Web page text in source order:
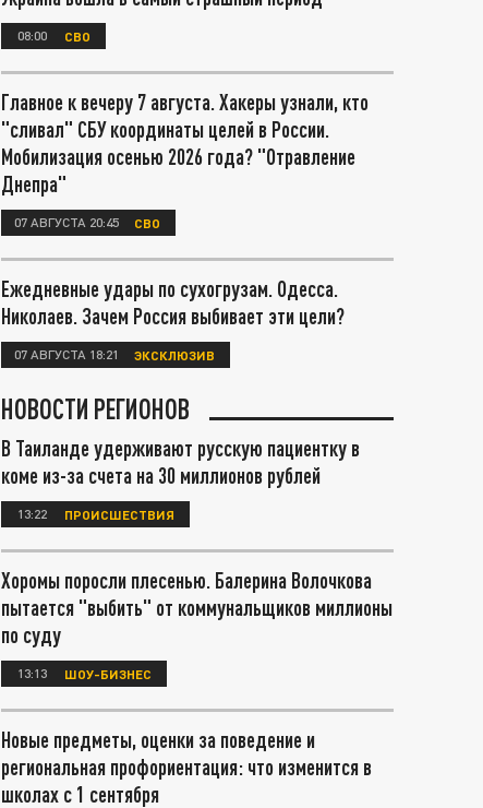
08:00 СВО
Главное к вечеру 7 августа. Хакеры узнали, кто
"сливал" СБУ координаты целей в России.
Мобилизация осенью 2026 года? "Отравление
Днепра"
07 АВГУСТА 20:45 СВО
Ежедневные удары по сухогрузам. Одесса.
Николаев. Зачем Россия выбивает эти цели?
07 АВГУСТА 18:21 ЭКСКЛЮЗИВ
НОВОСТИ РЕГИОНОВ
В Таиланде удерживают русскую пациентку в
коме из-за счета на 30 миллионов рублей
13:22 ПРОИСШЕСТВИЯ
Хоромы поросли плесенью. Балерина Волочкова
пытается "выбить" от коммунальщиков миллионы
по суду
13:13 ШОУ-БИЗНЕС
Новые предметы, оценки за поведение и
региональная профориентация: что изменится в
школах с 1 сентября